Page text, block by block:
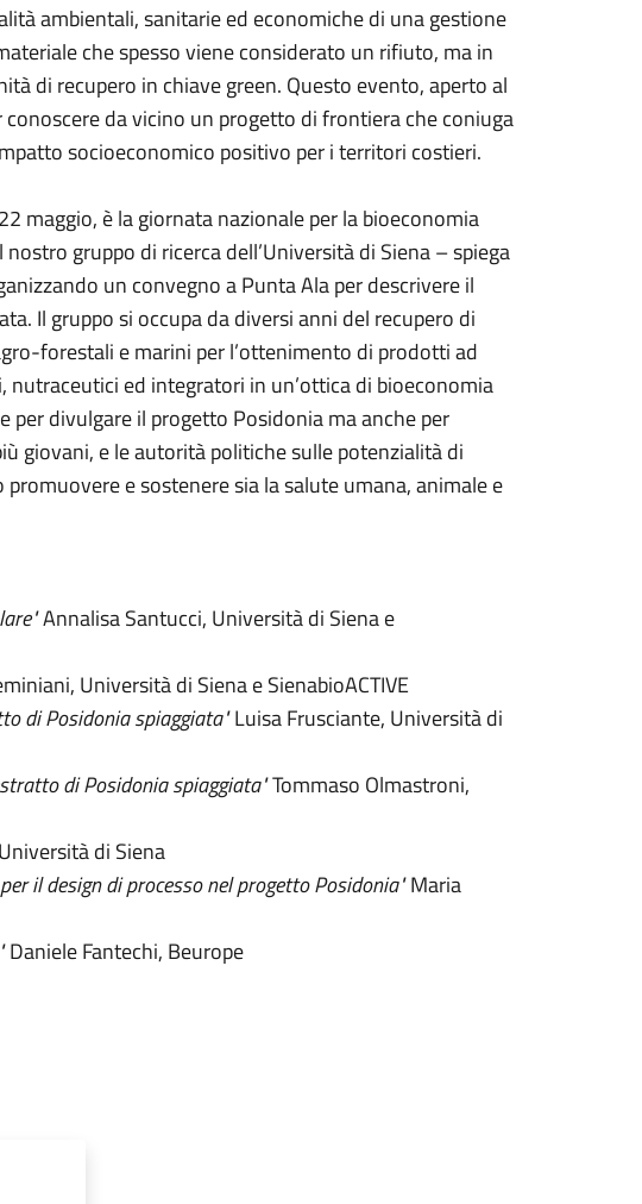
ambientali, sanitarie ed economiche di una gestione
che spesso viene considerato un rifiuto, ma in
di recupero in chiave green. Questo evento, aperto al
conoscere da vicino un progetto di frontiera che coniuga
socioeconomico positivo per i territori costieri.
maggio, è la giornata nazionale per la bioeconomia
gruppo di ricerca dell’Università di Siena – spiega
un convegno a Punta Ala per descrivere il
Il gruppo si occupa da diversi anni del recupero di
forestali e marini per l’ottenimento di prodotti ad
ed integratori in un’ottica di bioeconomia
per divulgare il progetto Posidonia ma anche per
giovani, e le autorità politiche sulle potenzialità di
e sostenere sia la salute umana, animale e
Annalisa Santucci, Università di Siena e
Università di Siena e SienabioACTIVE
di Posidonia spiaggiata"Luisa Frusciante, Università di
di Posidonia spiaggiata"Tommaso Olmastroni,
di Siena
il design di processo nel progetto Posidonia"Maria
Daniele Fantechi, Beurope